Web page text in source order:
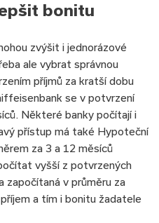
bonitu
zvýšit i jednorázové
ale vybrat správnou
příjmů za kratší dobu
se v potvrzení
Některé banky počítají i
přístup má také Hypoteční
za 3 a 12 měsíců
vyšší z potvrzených
započítaná v průměru za
a tím i bonitu žadatele